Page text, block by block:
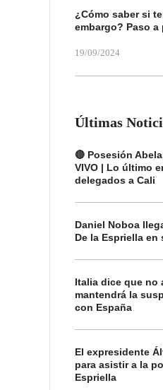
¿Cómo saber si
embargo? Paso
19/09/2024
Últimas
🔴 Posesión
VIVO | Lo último
delegados a Cali
Daniel Noboa
De la Espriella
Italia dice que no
mantendrá la
con España
El expresidente
para asistir a la
Espriella